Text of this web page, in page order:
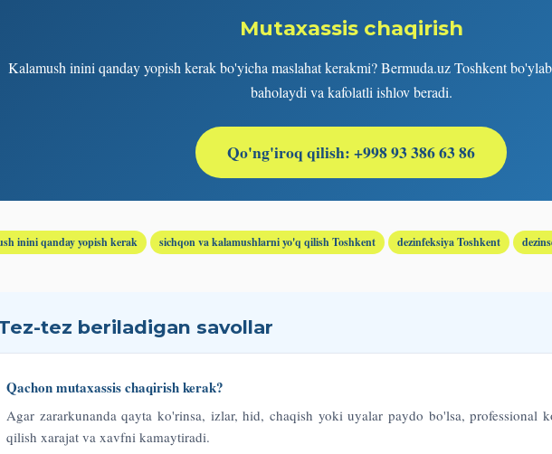
Mutaxassis chaqirish
Kalamush inini qanday yopish kerak bo'yicha maslahat kerakmi? Bermuda.uz Toshkent
baholaydi va kafolatli ishlov beradi.
Qo'ng'iroq qilish: +998 93 386 63 86
inini qanday yopish kerak sichqon va kalamushlarni yo'q qilish Toshkent dezinfeksiya Toshkent
tez beriladigan savollar
Qachon mutaxassis chaqirish kerak?
Agar zararkunanda qayta ko'rinsa, izlar, hid, chaqish yoki uyalar paydo bo'lsa, professional
qilish xarajat va xavfni kamaytiradi.